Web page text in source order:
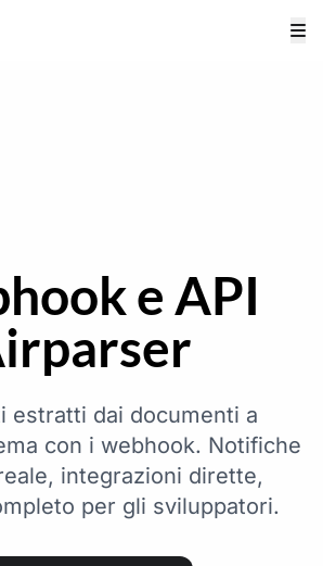
e API
estratti dai documenti a
con i webhook. Notifiche
integrazioni dirette,
per gli sviluppatori.